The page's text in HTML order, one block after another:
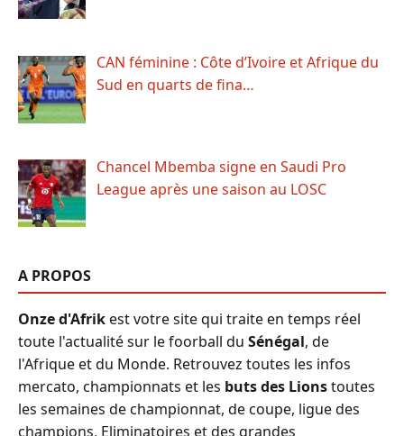
CAN féminine : Côte d’Ivoire et Afrique du
Sud en quarts de fina…
Chancel Mbemba signe en Saudi Pro
League après une saison au LOSC
A PROPOS
Onze d'Afrikest votre site qui traite en temps réel
toute l'actualité sur le foorball du Sénégal, de
l'Afrique et du Monde. Retrouvez toutes les infos
mercato, championnats et les buts des Lionstoutes
les semaines de championnat, de coupe, ligue des
champions, Eliminatoires et des grandes